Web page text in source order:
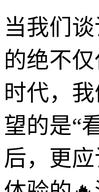
当我们
的绝不
时代，
望的是“
后，更